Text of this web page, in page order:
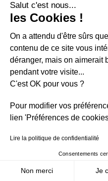
LES SABLES – LES AÇORES – LES
UK FASTNET
FORMATION
INGÉNIEUR AÉRONAUTIQUE SUPAÉRO
Salut c'est nous...
les Cookies !
On a attendu d'être sûrs
contenu de ce site vous
déranger, mais on aimerait
pendant votre visite...
C'est OK pour vous ?
Pour modifier vos
lien 'Préférences de
Lire la politique de confidentialité
Consentements
Non merci Je